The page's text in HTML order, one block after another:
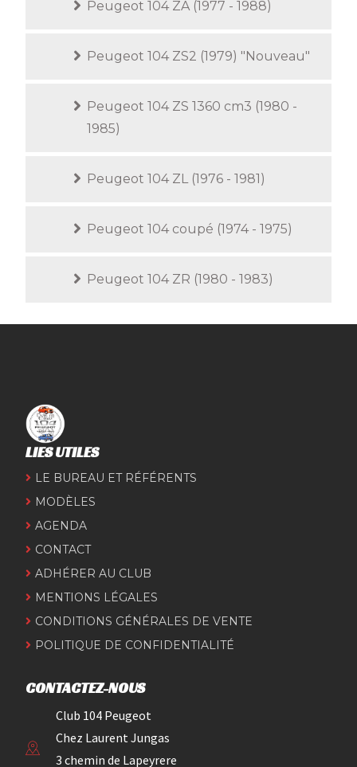
Peugeot 104 ZA (1977 - 1988)
Peugeot 104 ZS2 (1979) "Nouveau"
Peugeot 104 ZS 1360 cm3 (1980 -
1985)
Peugeot 104 ZL (1976 - 1981)
Peugeot 104 coupé (1974 - 1975)
Peugeot 104 ZR (1980 - 1983)
LIES UTILES
LE BUREAU ET RÉFÉRENTS
MODÈLES
AGENDA
CONTACT
ADHÉRER AU CLUB
MENTIONS LÉGALES
CONDITIONS GÉNÉRALES DE VENTE
POLITIQUE DE CONFIDENTIALITÉ
CONTACTEZ-NOUS
Club 104 Peugeot
Chez Laurent Jungas
3 chemin de Lapeyrere